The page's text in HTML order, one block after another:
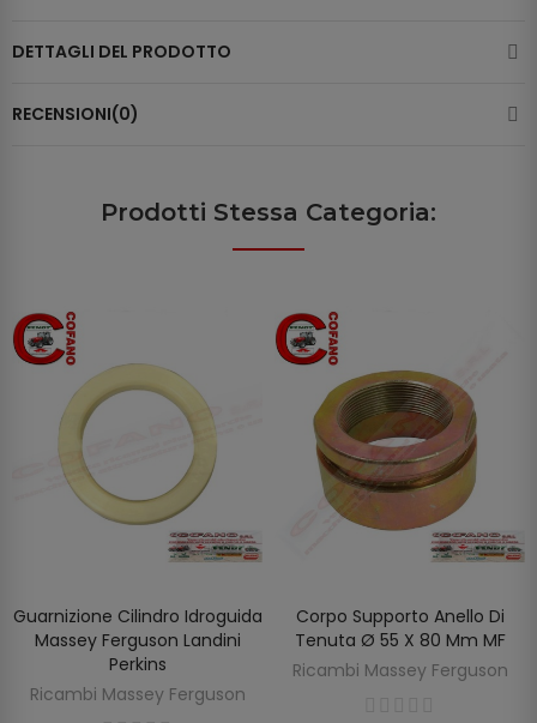
DETTAGLI DEL PRODOTTO
RECENSIONI(0)
Prodotti Stessa Categoria:
AGGIUNGI AL CARRELLO
Guarnizione Cilindro Idroguida
Massey Ferguson Landini
Perkins
Ricambi Massey Ferguson
AGGIUNGI AL CARRELLO
Corpo Supporto Anello Di
Tenuta Ø 55 X 80 Mm MF
Ricambi Massey Ferguson